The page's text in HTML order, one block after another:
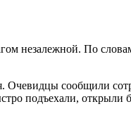
незалежной. По
сообщили
подъехали,